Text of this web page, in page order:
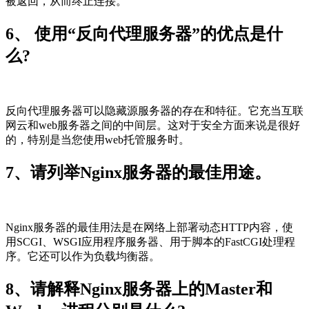
6、 使用“反向代理服务器”的优点是什
么?
反向代理服务器可以隐藏源服务器的存在和特征。它充当互联
网云和web服务器之间的中间层。这对于安全方面来说是很好
的，特别是当您使用web托管服务时。
7、请列举Nginx服务器的最佳用途。
Nginx服务器的最佳用法是在网络上部署动态HTTP内容，使
用SCGI、WSGI应用程序服务器、用于脚本的FastCGI处理程
序。它还可以作为负载均衡器。
8、请解释Nginx服务器上的Master和